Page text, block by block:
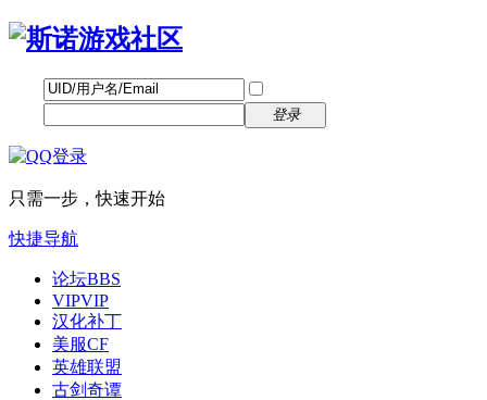
登录
只需一步，快速开始
快捷导航
论坛BBS
VIPVIP
汉化补丁
美服CF
英雄联盟
古剑奇谭